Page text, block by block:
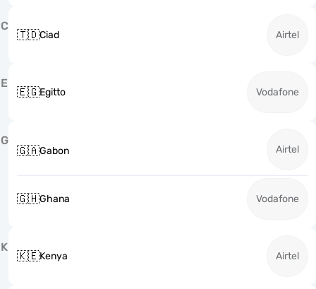
C
🇹🇩Ciad Airtel
E
🇪🇬Egitto Vodafone
G
🇬🇦Gabon Airtel
🇬🇭Ghana Vodafone
K
🇰🇪Kenya Airtel